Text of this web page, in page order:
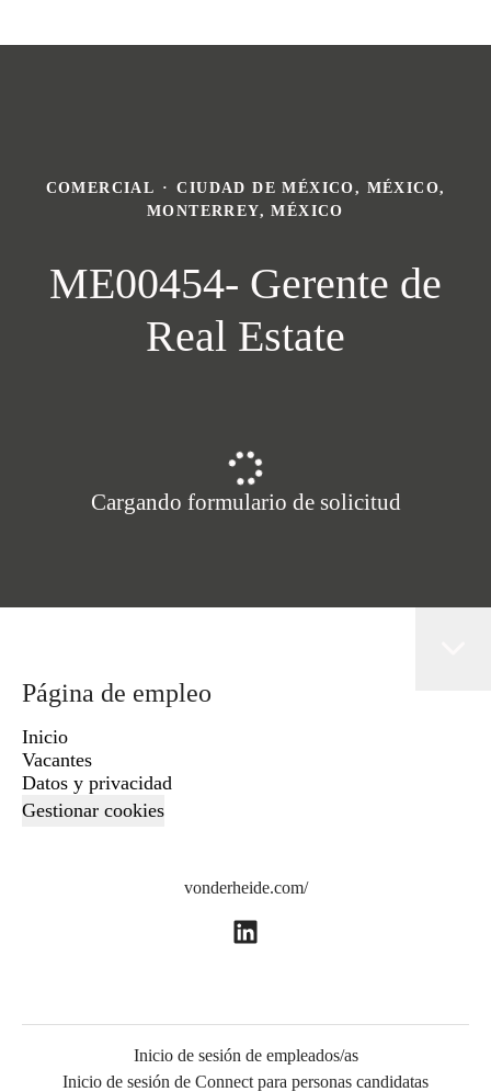
COMERCIAL ·
CIUDAD DE MÉXICO, MÉXICO,
MONTERREY, MÉXICO
ME00454- Gerente de
Real Estate
Cargando formulario de solicitud
Página de empleo
Inicio
Vacantes
Datos y privacidad
Gestionar cookies
vonderheide.com/
Inicio de sesión de empleados/as
Inicio de sesión de Connect para personas candidatas